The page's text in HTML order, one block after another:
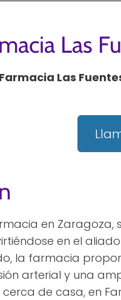
Las
Farmacia Las
en
en el
la farmacia
arterial y una
de casa, en